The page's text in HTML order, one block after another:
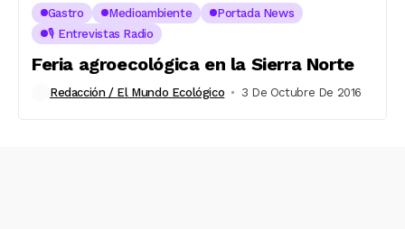
Gastro Medioambiente
Portada News
🎙️ Entrevistas Radio
Feria agroecológica en la Sierra Norte
Redacción / El Mundo Ecológico 3 De Octubre De 2016